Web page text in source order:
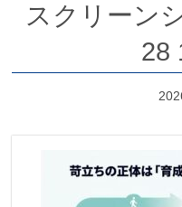
スクリーン
28